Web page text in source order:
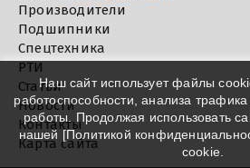
Производители
Подшипники
Спецтехника
РТИ
Статьи
Новости
Контакты
Карта сайта
Наш сайт использует файлы
работоспособности, анализа
работы. Продолжая использовать
нашей [Политикой
cookie.